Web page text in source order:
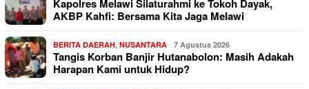
Kapolres Melawi Silaturahmi ke Tokoh Dayak,
AKBP Kahfi: Bersama Kita Jaga Melawi
BERITA DAERAH, NUSANTARA 7 Agustus 2026
Tangis Korban Banjir Hutanabolon: Masih Adakah
Harapan Kami untuk Hidup?